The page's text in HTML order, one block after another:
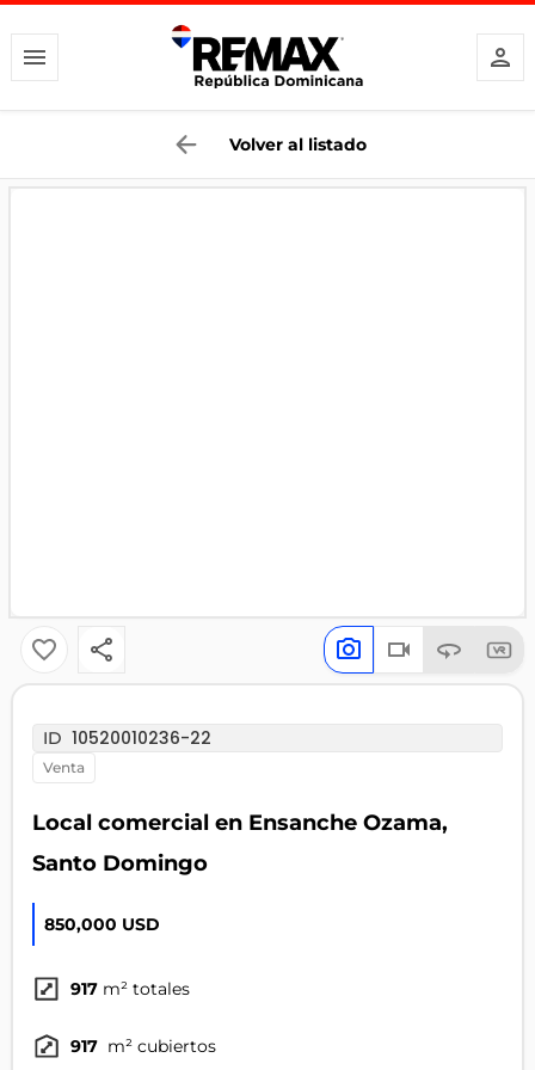
Volver al listado
ID 10520010236-22
venta
Local comercial en Ensanche Ozama,
Santo Domingo
850,000 USD
917 m² totales
917 m² cubiertos